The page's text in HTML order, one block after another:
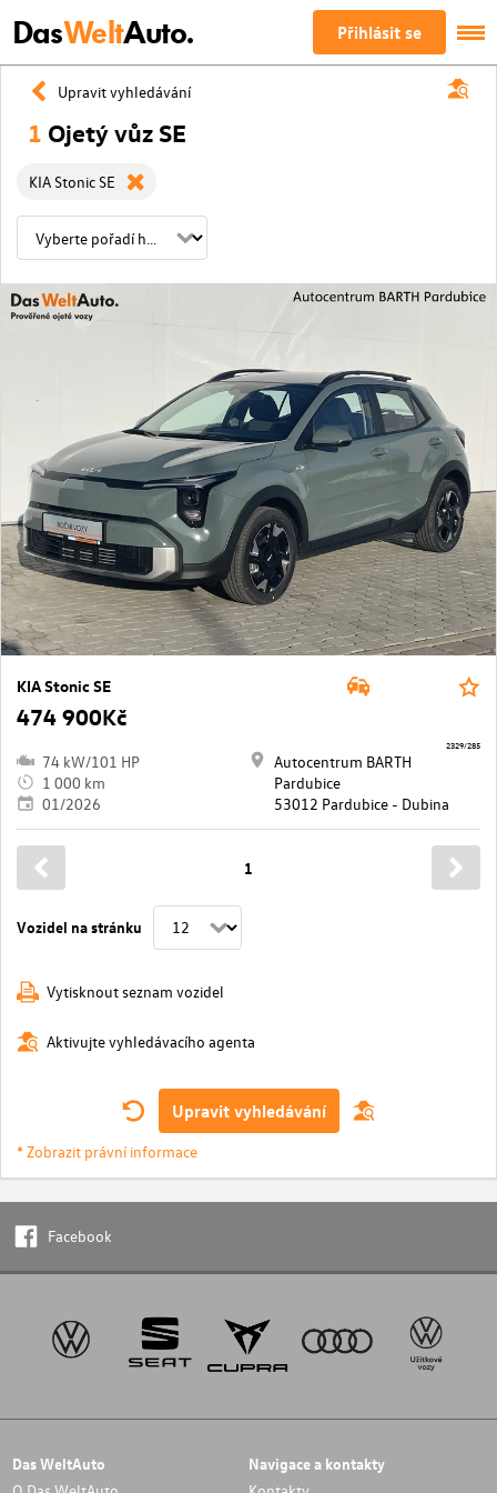
DasWeltAuto. Přihlásit se
Upravit vyhledávání
1 Ojetý vůz SE
KIA Stonic SE
KIA Stonic SE
474 900Kč
74 kW/101 HP
1 000 km
01/2026
Autocentrum BARTH
Pardubice
53012 Pardubice - Dubina
2329/285
Vozidel na stránku
1
Vytisknout seznam vozidel
Aktivujte vyhledávacího agenta
Upravit vyhledávání
* Zobrazit právní informace
Facebook
Das WeltAuto Navigace a kontakty